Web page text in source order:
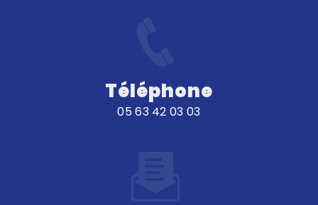
Téléphone
05 63 42 03 03